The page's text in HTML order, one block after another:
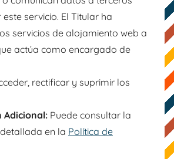
servicio. El Titular ha
servicios de alojamiento web a
actúa como encargado de
rectificar y suprimir los
Adicional: Puede consultar la
en la Política de